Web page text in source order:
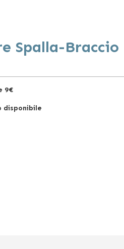
Spalla-Braccio
9€
disponibile